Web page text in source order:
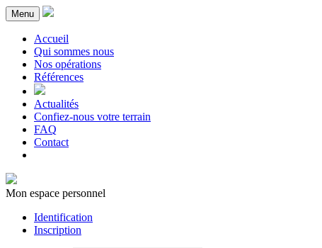
Menu
Accueil
Qui sommes nous
Nos opérations
Références
Actualités
Confiez-nous votre terrain
FAQ
Contact
Mon espace personnel
Identification
Inscription